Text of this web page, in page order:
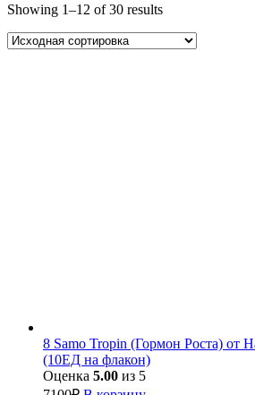
Showing 1–12 of 30 results
8 Samo Tropin (Гормон Роста) от
(10ЕД на флакон)
Оценка 5.00 из 5